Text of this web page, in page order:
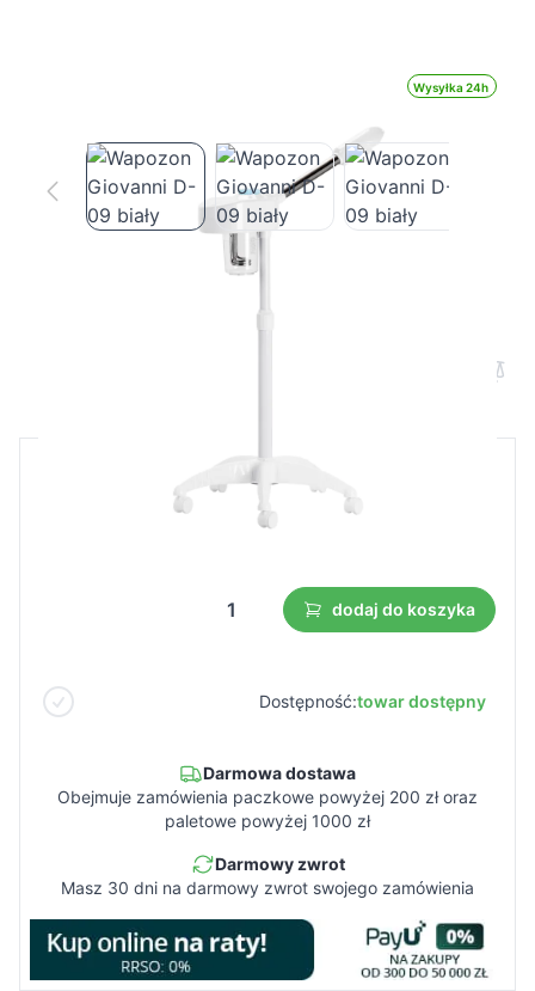
Wysyłka 24h
Wapozon Giovanni D-09 biały
dodaj do koszyka
Dostępność:towar dostępny
Darmowa dostawa
Obejmuje zamówienia paczkowe powyżej 200 zł oraz
paletowe powyżej 1000 zł
Darmowy zwrot
Masz 30 dni na darmowy zwrot swojego zamówienia